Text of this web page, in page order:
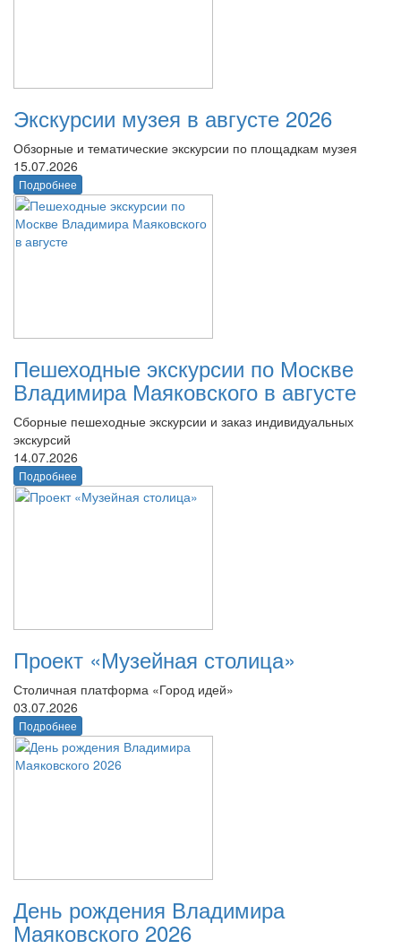
Экскурсии музея в августе 2026
Обзорные и тематические экскурсии по площадкам музея
15.07.2026
Подробнее
Пешеходные экскурсии по Москве
Владимира Маяковского в августе
Сборные пешеходные экскурсии и заказ индивидуальных
экскурсий
14.07.2026
Подробнее
Проект «Музейная столица»
Столичная платформа «Город идей»
03.07.2026
Подробнее
День рождения Владимира
Маяковского 2026